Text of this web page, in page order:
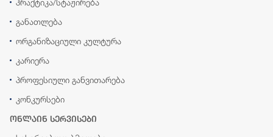
პრაქტიკა/სტაჟირება
განათლება
ორგანიზაციული კულტურა
კარიერა
პროფესიული განვითარება
კონკურსები
ონლაინ სერვისები